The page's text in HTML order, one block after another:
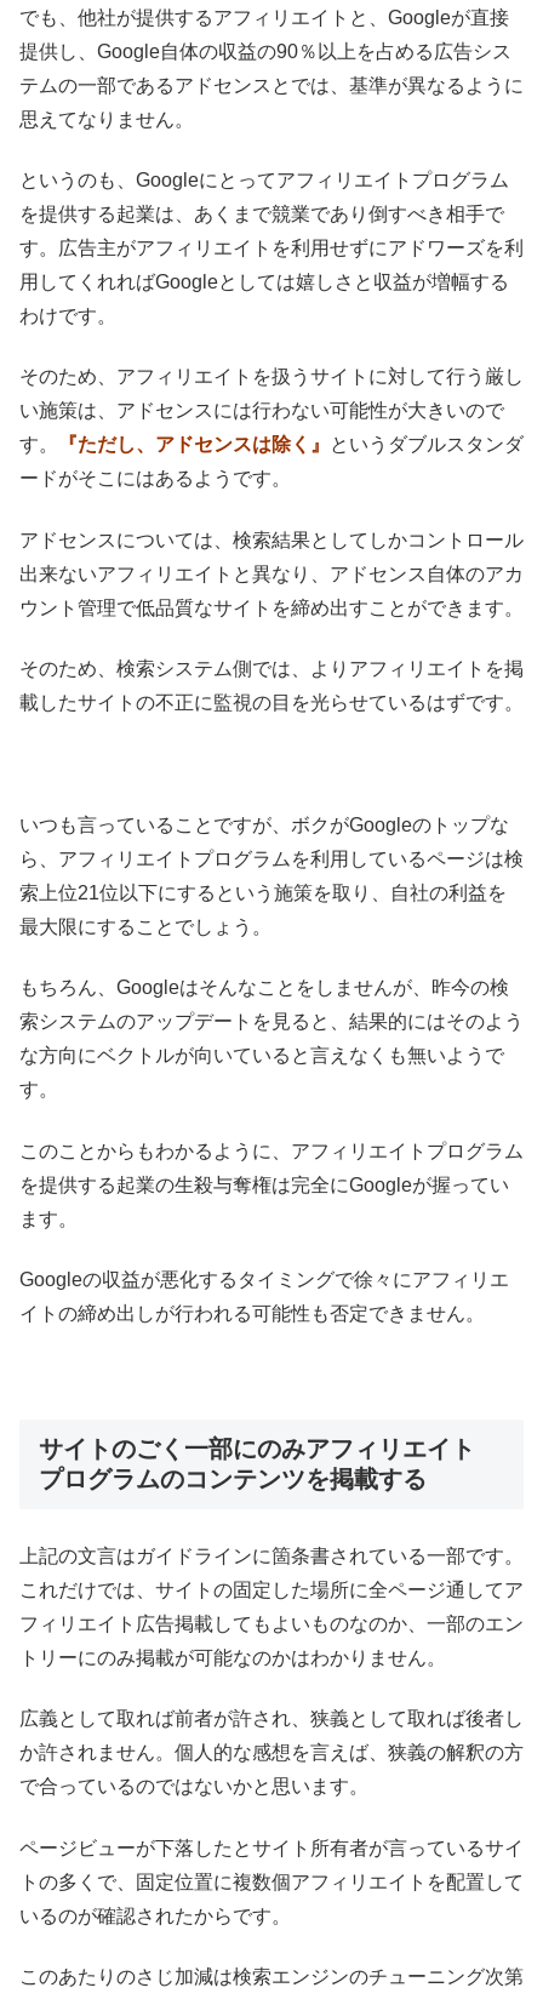
でも、他社が提供するアフィリエイトと、Googleが直接
提供し、Google自体の収益の90％以上を占める広告シス
テムの一部であるアドセンスとでは、基準が異なるように
思えてなりません。
というのも、Googleにとってアフィリエイトプログラム
を提供する起業は、あくまで競業であり倒すべき相手で
す。広告主がアフィリエイトを利用せずにアドワーズを利
用してくれればGoogleとしては嬉しさと収益が増幅する
わけです。
そのため、アフィリエイトを扱うサイトに対して行う厳し
い施策は、アドセンスには行わない可能性が大きいので
す。
『ただし、アドセンスは除く』
というダブルスタンダ
ードがそこにはあるようです。
アドセンスについては、検索結果としてしかコントロール
出来ないアフィリエイトと異なり、アドセンス自体のアカ
ウント管理で低品質なサイトを締め出すことができます。
そのため、検索システム側では、よりアフィリエイトを掲
載したサイトの不正に監視の目を光らせているはずです。
いつも言っていることですが、ボクがGoogleのトップな
ら、アフィリエイトプログラムを利用しているページは検
索上位21位以下にするという施策を取り、自社の利益を
最大限にすることでしょう。
もちろん、Googleはそんなことをしませんが、昨今の検
索システムのアップデートを見ると、結果的にはそのよう
な方向にベクトルが向いていると言えなくも無いようで
す。
このことからもわかるように、アフィリエイトプログラム
を提供する起業の生殺与奪権は完全にGoogleが握ってい
ます。
Googleの収益が悪化するタイミングで徐々にアフィリエ
イトの締め出しが行われる可能性も否定できません。
サイトのごく一部にのみアフィリエイト
プログラムのコンテンツを掲載する
上記の文言はガイドラインに箇条書されている一部です。
これだけでは、サイトの固定した場所に全ページ通してア
フィリエイト広告掲載してもよいものなのか、一部のエン
トリーにのみ掲載が可能なのかはわかりません。
広義として取れば前者が許され、狭義として取れば後者し
か許されません。個人的な感想を言えば、狭義の解釈の方
で合っているのではないかと思います。
ページビューが下落したとサイト所有者が言っているサイ
トの多くで、固定位置に複数個アフィリエイトを配置して
いるのが確認されたからです。
このあたりのさじ加減は検索エンジンのチューニング次第